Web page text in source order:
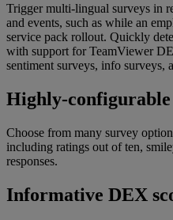
Trigger multi-lingual surveys in
and events, such as while an
service pack rollout. Quickly
with support for TeamViewer
sentiment surveys, info surveys,
Highly-configurable
Choose from many survey
including ratings out of ten,
responses.
Informative DEX